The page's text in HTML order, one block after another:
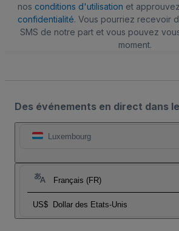
nos conditions d'utilisation et
confidentialité. Vous pourriez recevoir
SMS de notre part et vous pouvez
moment.
Des événements en direct dans
Luxembourg
Français (FR)
US$ Dollar des Etats-Unis